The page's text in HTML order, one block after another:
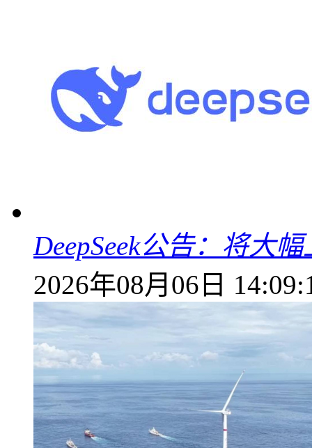
DeepSeek公告：将大
2026年08月06日